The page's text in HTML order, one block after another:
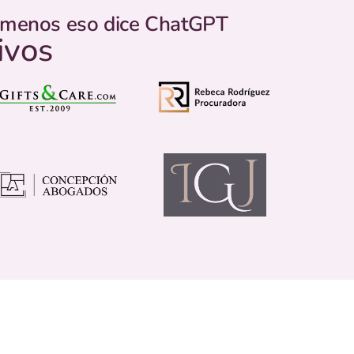
eso dice ChatGPT